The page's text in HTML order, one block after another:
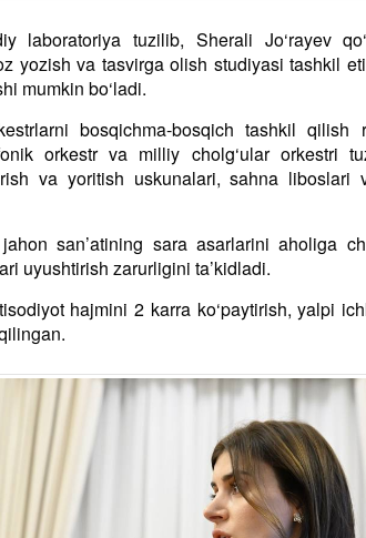
laboratoriya tuzilib, Sherali Jo‘rayev
yozish va tasvirga olish studiyasi tashkil
mumkin bo‘ladi.
bosqichma-bosqich tashkil qilish
orkestr va milliy cholg‘ular orkestri
va yoritish uskunalari, sahna liboslari
san’atining sara asarlarini aholiga
uyushtirish zarurligini ta’kidladi.
hajmini 2 karra ko‘paytirish, yalpi